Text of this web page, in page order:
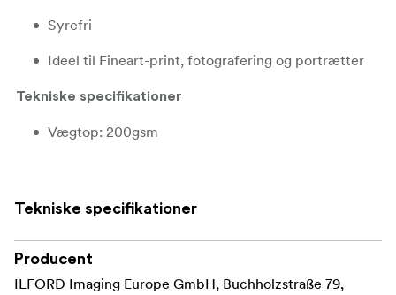
Syrefri
Ideel til Fineart-print, fotografering og portrætter
Tekniske specifikationer
Vægtop: 200gsm
Overflade: Mat
Caliper: 300 micron (12mil)
Tekniske specifikationer
Producent
ILFORD Imaging Europe GmbH, Buchholzstraße 79,